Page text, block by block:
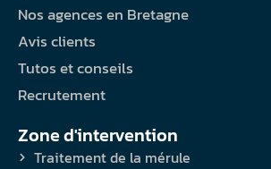
Nos agences en Bretagne
Avis clients
Tutos et conseils
Recrutement
Zone d'intervention
Traitement de la mérule